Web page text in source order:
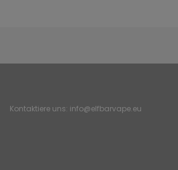
Kontaktiere uns: info@elfbarvape.eu